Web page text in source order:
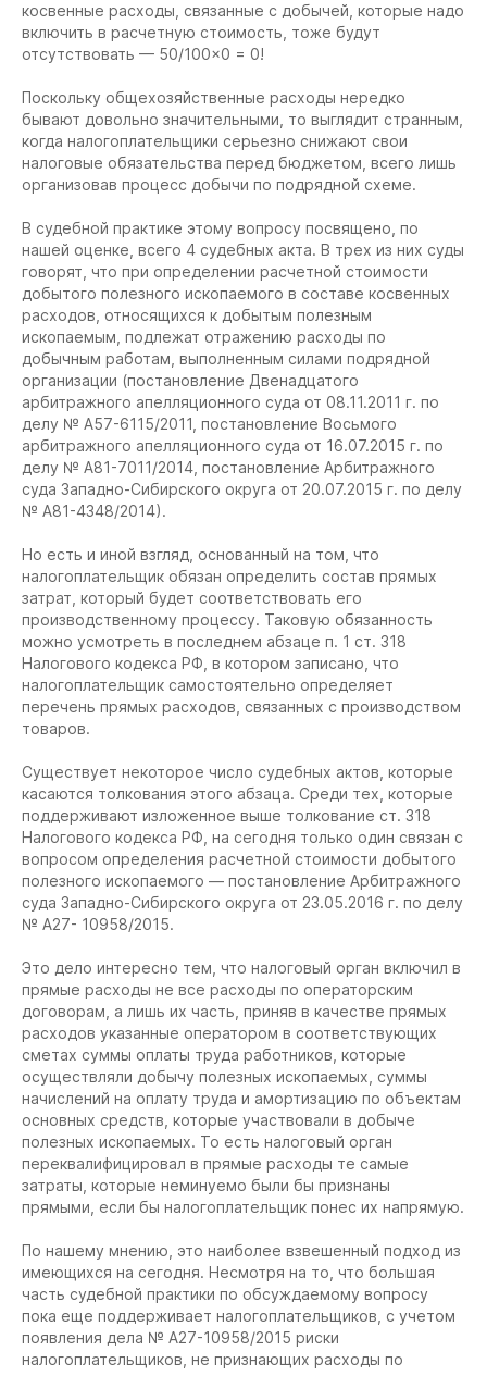
косвенные расходы, связанные с добычей, которые надо
включить в расчетную стоимость, тоже будут
отсутствовать — 50/100×0 = 0!
Поскольку общехозяйственные расходы нередко
бывают довольно значительными, то выглядит странным,
когда налогоплательщики серьезно снижают свои
налоговые обязательства перед бюджетом, всего лишь
организовав процесс добычи по подрядной схеме.
В судебной практике этому вопросу посвящено, по
нашей оценке, всего 4 судебных акта. В трех из них суды
говорят, что при определении расчетной стоимости
добытого полезного ископаемого в составе косвенных
расходов, относящихся к добытым полезным
ископаемым, подлежат отражению расходы по
добычным работам, выполненным силами подрядной
организации (постановление Двенадцатого
арбитражного апелляционного суда от 08.11.2011 г. по
делу № А57-6115/2011, постановление Восьмого
арбитражного апелляционного суда от 16.07.2015 г. по
делу № А81-7011/2014, постановление Арбитражного
суда Западно-Сибирского округа от 20.07.2015 г. по делу
№ А81-4348/2014).
Но есть и иной взгляд, основанный на том, что
налогоплательщик обязан определить состав прямых
затрат, который будет соответствовать его
производственному процессу. Таковую обязанность
можно усмотреть в последнем абзаце п. 1 ст. 318
Налогового кодекса РФ, в котором записано, что
налогоплательщик самостоятельно определяет
перечень прямых расходов, связанных с производством
товаров.
Существует некоторое число судебных актов, которые
касаются толкования этого абзаца. Среди тех, которые
поддерживают изложенное выше толкование ст. 318
Налогового кодекса РФ, на сегодня только один связан с
вопросом определения расчетной стоимости добытого
полезного ископаемого — постановление Арбитражного
суда Западно-Сибирского округа от 23.05.2016 г. по делу
№ А27- 10958/2015.
Это дело интересно тем, что налоговый орган включил в
прямые расходы не все расходы по операторским
договорам, а лишь их часть, приняв в качестве прямых
расходов указанные оператором в соответствующих
сметах суммы оплаты труда работников, которые
осуществляли добычу полезных ископаемых, суммы
начислений на оплату труда и амортизацию по объектам
основных средств, которые участвовали в добыче
полезных ископаемых. То есть налоговый орган
переквалифицировал в прямые расходы те самые
затраты, которые неминуемо были бы признаны
прямыми, если бы налогоплательщик понес их напрямую.
По нашему мнению, это наиболее взвешенный подход из
имеющихся на сегодня. Несмотря на то, что большая
часть судебной практики по обсуждаемому вопросу
пока еще поддерживает налогоплательщиков, с учетом
появления дела № А27-10958/2015 риски
налогоплательщиков, не признающих расходы по